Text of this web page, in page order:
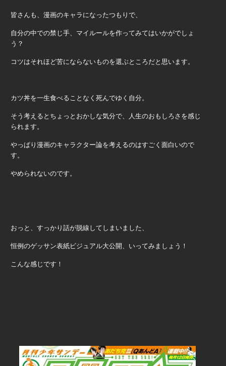
皆さんも、漫画のキャラになったつもりで、
自分の中での禁じ手、マイルールを作ってみてはいかがでしょ
う？
コツはそれほど苦にならないものを選ぶところだと思います。
カツ丼を一生食べることなく死んでゆく自分。
そう考えるとちょっとおかしな気分で、人生のおもしろさを感じ
られます。
やっぱり漫画のキャラクター論を考えるのはすごく面白いので
す。
やめられないのです。
おっと、すっかり話が脱線してしまいました、
恒例のゲッサン表紙ビジュアル大公開、いってみましょう！
こんな感じです！